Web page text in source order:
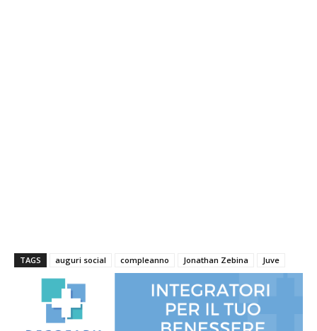
TAGS auguri social compleanno Jonathan Zebina Juve